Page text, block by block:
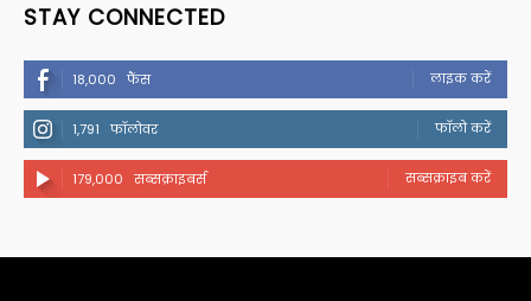
STAY CONNECTED
18,000 फैंस लाइक करें
1,791 फॉलोवर फॉलो करें
179,000 सब्सक्राइबर्स सब्सक्राइब करें